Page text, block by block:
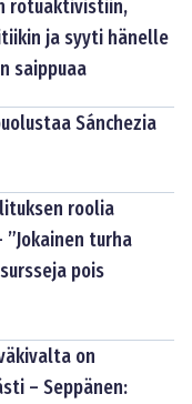
rotuaktivistiin,
ja syyti hänelle
saippuaa
Sánchezia
roolia
turha
pois
on
– Seppänen: